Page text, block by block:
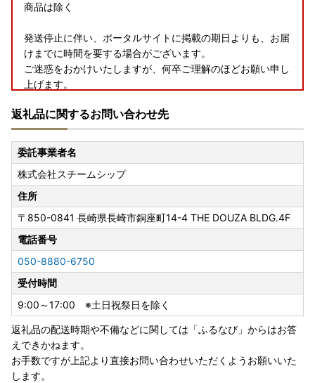
商品は除く
発送停止に伴い、ポータルサイトに掲載の期日よりも、お届
けまでに時間を要する場合がございます。
ご迷惑をおかけいたしますが、何卒ご理解のほどお願い申し
上げます。
【ワンストップ特例申請アプリ『IAM＜アイアム＞』のお知
らせ】
マイナンバーカードをお持ちの方を対象に、スマホのみでワ
ンストップ特例申請を完結できるアプリ『IAM＜アイアム
＞』と『ふるまど』をご利用いただくことで、スマホやパソ
コンで複数自治体の管理やワンストップ特例申請ができるよ
うになりました。
詳細については以下をご確認ください。
オンライン申請のご案内
※詳しい申請手順は、お送りする書類をご確認くださいま
せ。
※マイナンバーカードをお持ちでない方は、引き続き申請書
のご提出（郵送）が必要となります。
お送りするワンストップ特例申請書に必要事項をご記入、ご
本人様確認書類とともにご返送をお願いします。
返礼品に関するお問い合わせ先
委託事業者名
株式会社スチームシップ
住所
〒850-0841 長崎県長崎市銅座町14-4 THE DOUZA BLDG.4F
電話番号
050-8880-6750
受付時間
9:00～17:00 ※土日祝祭日を除く
返礼品の配送時期や不備などに関しては「ふるなび」からはお答
えできかねます。
お手数ですが上記より直接お問い合わせいただくようお願いいた
します。